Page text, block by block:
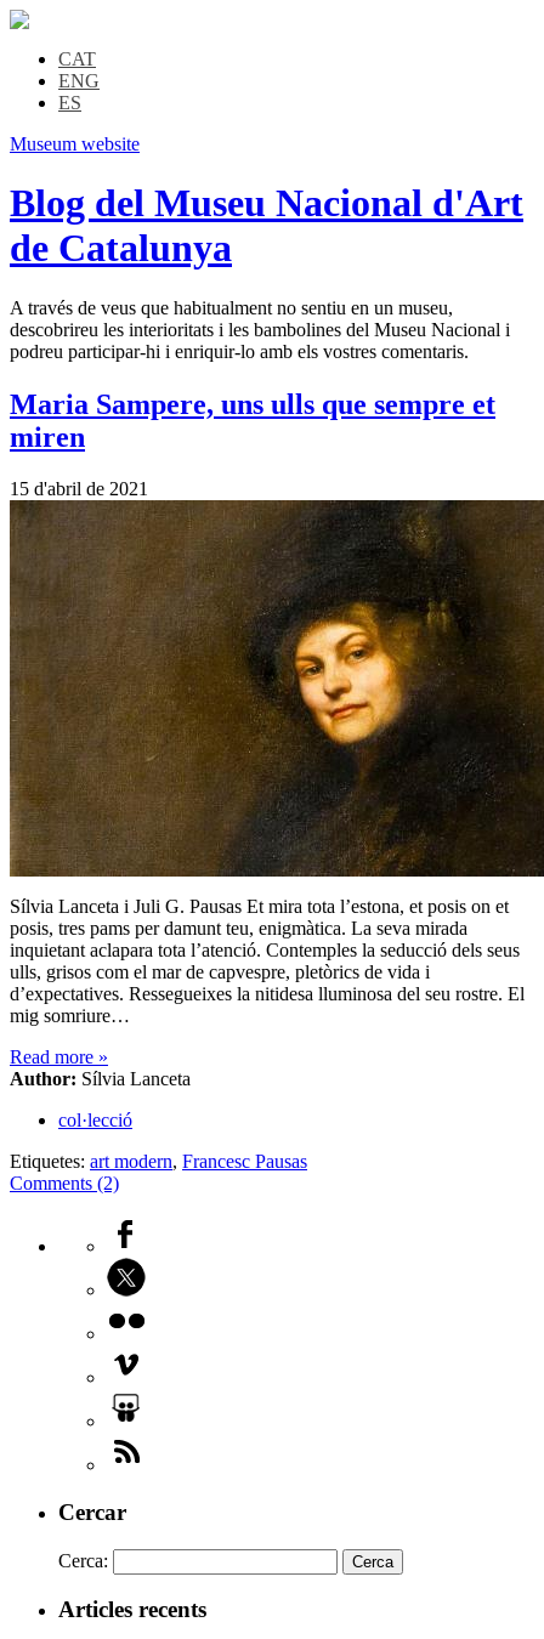
CAT
ENG
ES
Museum website
Blog del Museu Nacional d'Art
de Catalunya
A través de veus que habitualment no sentiu en un museu,
descobrireu les interioritats i les bambolines del Museu Nacional i
podreu participar-hi i enriquir-lo amb els vostres comentaris.
Maria Sampere, uns ulls que sempre et
miren
15 d'abril de 2021
Sílvia Lanceta i Juli G. Pausas Et mira tota l’estona, et posis on et
posis, tres pams per damunt teu, enigmàtica. La seva mirada
inquietant aclapara tota l’atenció. Contemples la seducció dels seus
ulls, grisos com el mar de capvespre, pletòrics de vida i
d’expectatives. Ressegueixes la nitidesa lluminosa del seu rostre. El
mig somriure…
Read more »
Author: Sílvia Lanceta
col·lecció
Etiquetes: art modern, Francesc Pausas
Comments (2)
Cercar
Cerca:
Articles recents